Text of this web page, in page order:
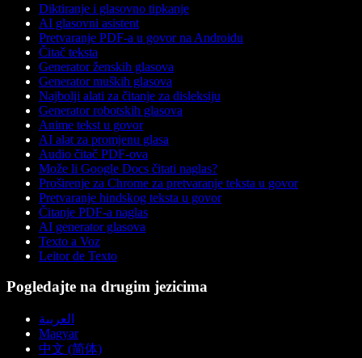
Diktiranje i glasovno tipkanje
AI glasovni asistent
Pretvaranje PDF-a u govor na Androidu
Čitač teksta
Generator ženskih glasova
Generator muških glasova
Najbolji alati za čitanje za disleksiju
Generator robotskih glasova
Anime tekst u govor
AI alat za promjenu glasa
Audio čitač PDF-ova
Može li Google Docs čitati naglas?
Proširenje za Chrome za pretvaranje teksta u govor
Pretvaranje hindskog teksta u govor
Čitanje PDF-a naglas
AI generator glasova
Texto a Voz
Leitor de Texto
Pogledajte na drugim jezicima
العربية
Magyar
中文 (简体)